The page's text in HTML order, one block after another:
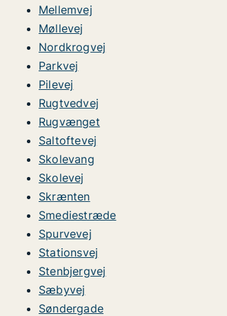
Mellemvej
Møllevej
Nordkrogvej
Parkvej
Pilevej
Rugtvedvej
Rugvænget
Saltoftevej
Skolevang
Skolevej
Skrænten
Smediestræde
Spurvevej
Stationsvej
Stenbjergvej
Sæbyvej
Søndergade